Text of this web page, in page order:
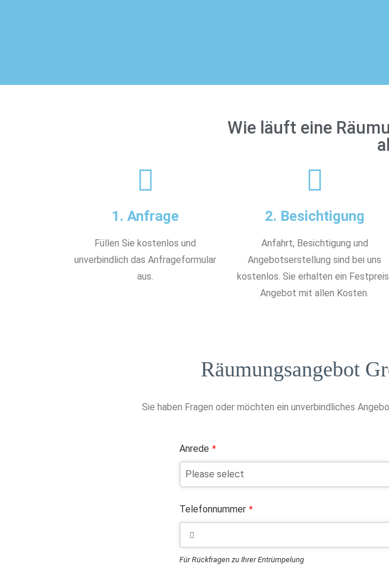
Wie läuft eine
1. Anfrage
Füllen Sie kostenlos und
unverbindlich das Anfrageformular
aus.
2. Besichtigung
Anfahrt, Besichtigung und
Angebotserstellung sind bei uns
kostenlos. Sie erhalten ein
Angebot mit allen Kosten.
Räumungsangebot
Sie haben Fragen oder möchten ein unverbindliches
Anrede *
Telefonnummer *
Für Rückfragen zu Ihrer Entrümpelung